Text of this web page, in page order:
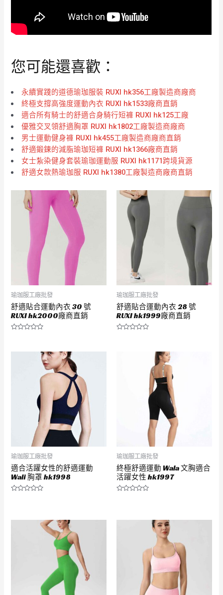
您可能還喜歡：
永續實踐的道德瑜珈服裝 RUXI hk356工廠製造商廠商
終極支撐高強度運動內衣 RUXI hk1533廠商直銷
適合所有騎士的舒適合身騎行短褲 RUXI hk125工廠
優雅交叉領舒適胸罩 RUXI hk1802工廠製造商廠商
男士運動健身褲 RUXI hk455工廠製造商廠商直銷
舒適鍛鍊的減脂瑜珈短褲 RUXI hk1366廠商直銷
女士紮染健身套裝瑜珈運動服 RUXI hk1171跨境貨源
舒適女款熱瑜珈服 RUXI hk1380工廠製造商廠商直銷
瑜珈服工廠批發
舒適貼合運動內衣 30 號
RUXI hk2000廠商直銷
滿
瑜珈服工廠批發
舒適貼合運動內衣 28 號
RUXI hk1999廠商直銷
瑜珈服工廠批發
適合活躍女性的舒適運動
Wali 胸罩 hk1998
分
瑜珈服工廠批發
終極舒適運動 Wala 文胸適合
活躍女性 hk1997
分